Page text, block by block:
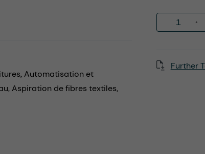
Further
Automatisation et
Aspiration de fibres textiles,